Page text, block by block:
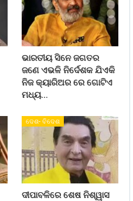
ଭାରତୀୟ ସିନେ ଜଗତର
ଜଣେ ଏଭଳି ନିର୍ଦେଶକ ଯିଏକି
ନିଜ କ୍ୟାରିଅର ରେ ଗୋଟିଏ
ମଧ୍ୟ…
ଦେଶ- ବିଦେଶ
ଦୀପାବଳିରେ ଶେଷ ନିଶ୍ୱାସ